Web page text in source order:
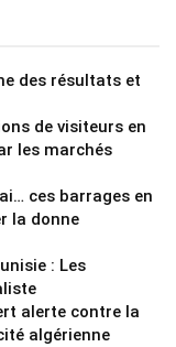
des résultats et
de visiteurs en
les marchés
ces barrages en
la donne
: Les
alerte contre la
algérienne